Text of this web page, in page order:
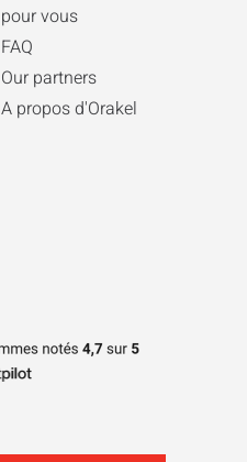
pour vous
FAQ
Our partners
A propos d'Orakel